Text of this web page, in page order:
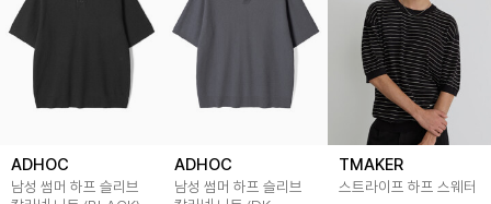
ADHOC
남성 썸머 하프 슬리브
ADHOC
남성 썸머 하프 슬리브
TMAKER
스트라이프 하프 스웨터